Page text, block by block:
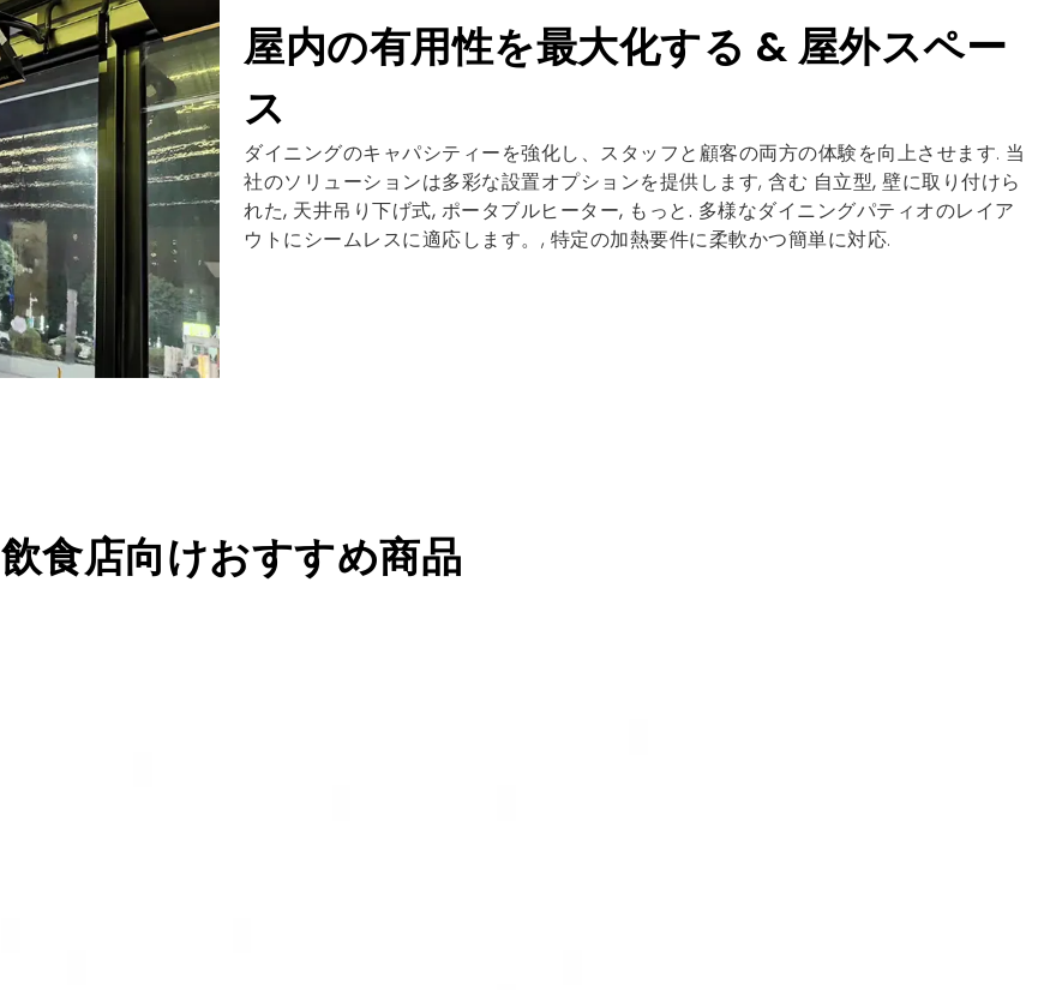
屋内の有用性を最大化する & 屋外スペー
ス
ダイニングのキャパシティーを強化し、スタッフと顧客の両方の体験を向上させます. 当
社のソリューションは多彩な設置オプションを提供します, 含む 自立型, 壁に取り付けら
れた, 天井吊り下げ式, ポータブルヒーター, もっと. 多様なダイニングパティオのレイア
ウトにシームレスに適応します。, 特定の加熱要件に柔軟かつ簡単に対応.
飲食店向けおすすめ商品